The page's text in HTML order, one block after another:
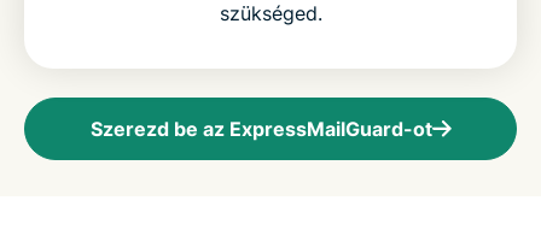
szükséged.
Szerezd be az ExpressMailGuard-ot